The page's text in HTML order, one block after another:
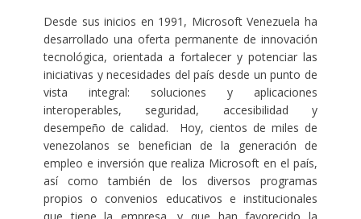
Desde sus inicios en 1991, Microsoft Venezuela ha
desarrollado una oferta permanente de innovación
tecnológica, orientada a fortalecer y potenciar las
iniciativas y necesidades del país desde un punto de
vista integral: soluciones y aplicaciones
interoperables, seguridad, accesibilidad y
desempeño de calidad. Hoy, cientos de miles de
venezolanos se benefician de la generación de
empleo e inversión que realiza Microsoft en el país,
así como también de los diversos programas
propios o convenios educativos e institucionales